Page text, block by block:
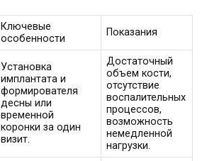
Ключевые
особенности
Показания
Установка
имплантата и
формирователя
десны или
временной
коронки за один
визит.
Достаточный
объем кости,
отсутствие
воспалительных
процессов,
возможность
немедленной
нагрузки.